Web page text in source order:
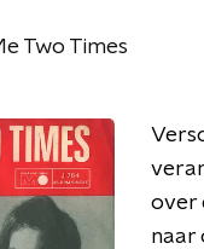
Two Times
over
naar